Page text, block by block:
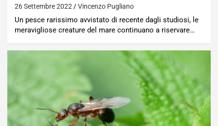
26 Settembre 2022 Vincenzo Pugliano
Un pesce rarissimo avvistato di recente dagli studiosi, le
meravigliose creature del mare continuano a riservare…